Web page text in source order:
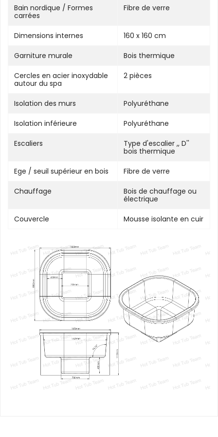
Bain nordique / Formes
carrées
Fibre de verre
Dimensions internes 160 x 160 cm
Garniture murale Bois thermique
Cercles en acier inoxydable
autour du spa
2 pièces
Isolation des murs Polyuréthane
Isolation inférieure Polyuréthane
Escaliers
Type d'escalier ,, D''
bois thermique
Ege / seuil supérieur en bois Fibre de verre
Chauffage
Bois de chauffage ou
électrique
Couvercle Mousse isolante en cuir